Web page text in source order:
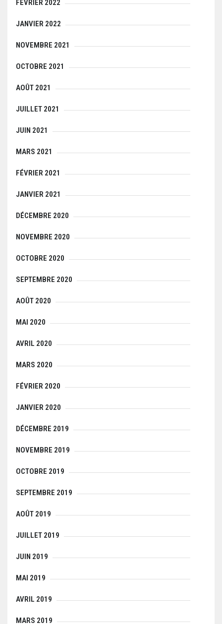
FÉVRIER 2022
JANVIER 2022
NOVEMBRE 2021
OCTOBRE 2021
AOÛT 2021
JUILLET 2021
JUIN 2021
MARS 2021
FÉVRIER 2021
JANVIER 2021
DÉCEMBRE 2020
NOVEMBRE 2020
OCTOBRE 2020
SEPTEMBRE 2020
AOÛT 2020
MAI 2020
AVRIL 2020
MARS 2020
FÉVRIER 2020
JANVIER 2020
DÉCEMBRE 2019
NOVEMBRE 2019
OCTOBRE 2019
SEPTEMBRE 2019
AOÛT 2019
JUILLET 2019
JUIN 2019
MAI 2019
AVRIL 2019
MARS 2019